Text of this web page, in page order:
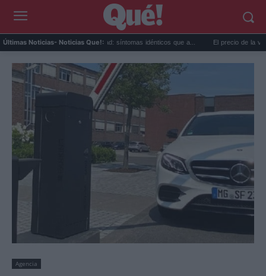
Últimas Noticias- Noticias Que!:
Calor extremo y ansiedad: síntomas idénticos que a... El precio de la vivienda
Agencia